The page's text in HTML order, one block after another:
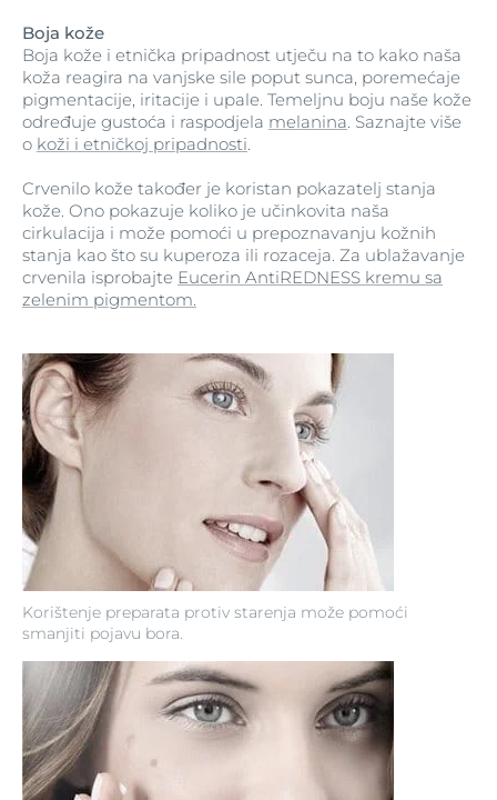
Korištenje preparata protiv starenja može pomoći
smanjiti pojavu bora.
Boja kože
Boja kože i etnička pripadnost utječu na to kako naša
koža reagira na vanjske sile poput sunca, poremećaje
pigmentacije, iritacije i upale. Temeljnu boju naše kože
određuje gustoća i raspodjela melanina. Saznajte više
o koži i etničkoj pripadnosti.
Crvenilo kože također je koristan pokazatelj stanja
kože. Ono pokazuje koliko je učinkovita naša
cirkulacija i može pomoći u prepoznavanju kožnih
stanja kao što su kuperoza ili rozaceja. Za ublažavanje
crvenila isprobajte Eucerin AntiREDNESS kremu sa
zelenim pigmentom.